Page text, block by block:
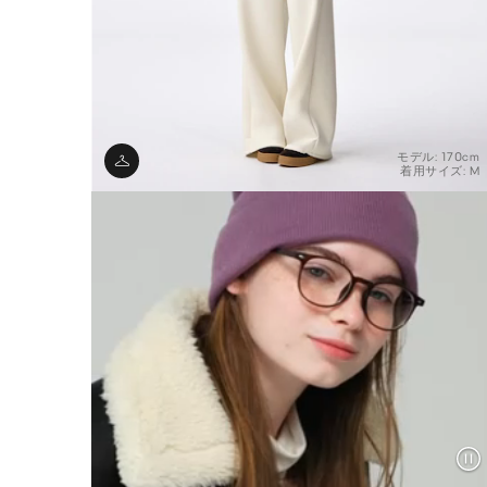
モデル: 170cm
着用サイズ: M